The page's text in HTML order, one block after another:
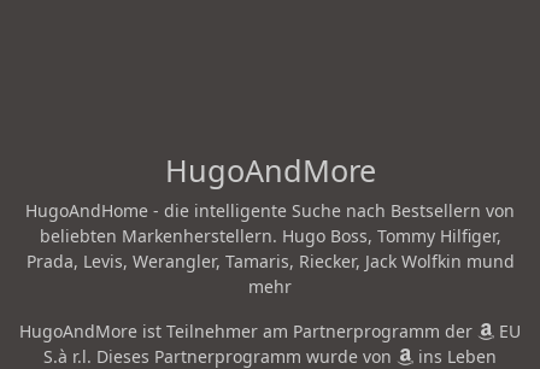
HugoAndMore
HugoAndHome - die intelligente Suche nach Bestsellern von
beliebten Markenherstellern. Hugo Boss, Tommy Hilfiger,
Prada, Levis, Werangler, Tamaris, Riecker, Jack Wolfkin mund
mehr
HugoAndMore ist Teilnehmer am Partnerprogramm der
EU
S.à r.l. Dieses Partnerprogramm wurde von
ins Leben